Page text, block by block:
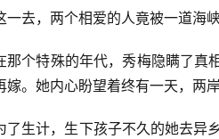
一去，两个相爱的人竟被一道海
那个特殊的年代，秀梅隐瞒了真
嫁。她内心盼望着终有一天，两
了生计，生下孩子不久的她去异